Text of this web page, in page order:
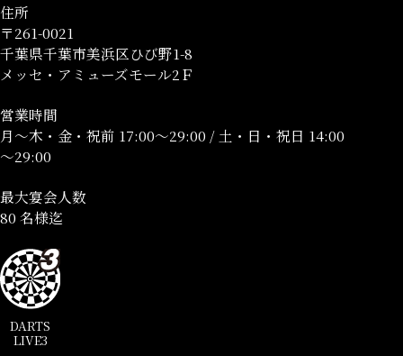
住所
〒261-0021
千葉県千葉市美浜区ひび野1-8
メッセ・アミューズモール2Ｆ
営業時間
月～木・金・祝前 17:00～29:00 / 土・日・祝日 14:00
～29:00
最大宴会人数
80 名様迄
DARTS
LIVE3